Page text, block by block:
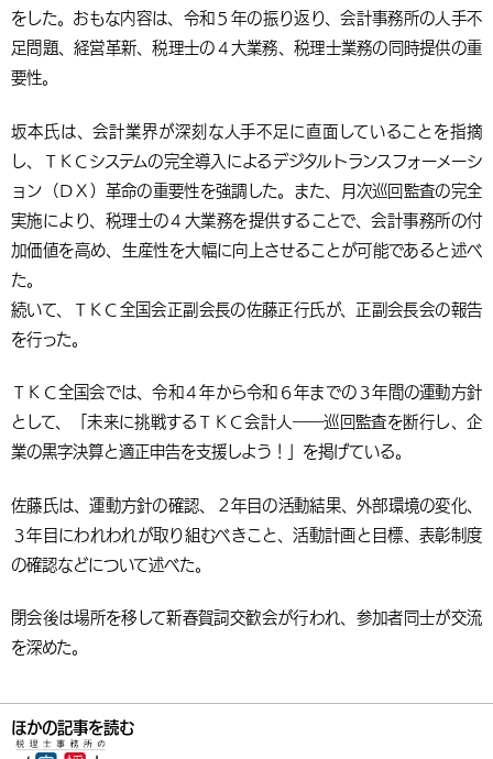
をした。おもな内容は、令和５年の振り返り、会計事務所の人手不
足問題、経営革新、税理士の４大業務、税理士業務の同時提供の重
要性。
坂本氏は、会計業界が深刻な人手不足に直面していることを指摘
し、ＴＫＣシステムの完全導入によるデジタルトランスフォーメーシ
ョン（ＤＸ）革命の重要性を強調した。また、月次巡回監査の完全
実施により、税理士の４大業務を提供することで、会計事務所の付
加価値を高め、生産性を大幅に向上させることが可能であると述べ
た。
続いて、ＴＫＣ全国会正副会長の佐藤正行氏が、正副会長会の報告
を行った。
ＴＫＣ全国会では、令和４年から令和６年までの３年間の運動方針
として、「未来に挑戦するＴＫＣ会計人――巡回監査を断行し、企
業の黒字決算と適正申告を支援しよう！」を掲げている。
佐藤氏は、運動方針の確認、２年目の活動結果、外部環境の変化、
３年目にわれわれが取り組むべきこと、活動計画と目標、表彰制度
の確認などについて述べた。
閉会後は場所を移して新春賀詞交歓会が行われ、参加者同士が交流
を深めた。
ほかの記事を読む